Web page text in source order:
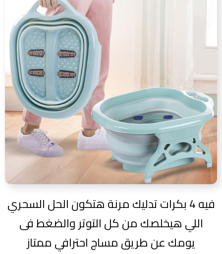
فيه 4 بكرات تدليك مرنة هتكون الحل السحري
اللي هيخلصك من كل التوتر والضغط فى
يومك عن طريق مساج احترافي ممتاز